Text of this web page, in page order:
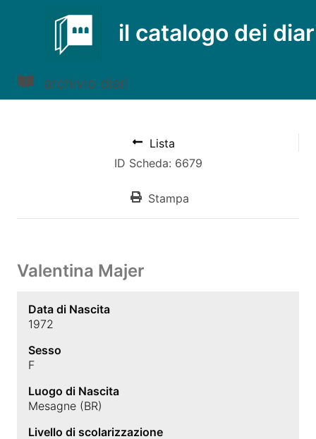
il catalogo dei
archivio diari
Lista
ID Scheda: 6679
Stampa
Valentina Majer
Data di Nascita
1972
Sesso
F
Luogo di Nascita
Mesagne (BR)
Livello di scolarizzazione